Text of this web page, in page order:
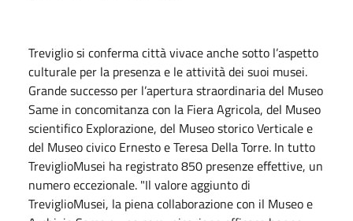
Treviglio si conferma città vivace anche sotto l’aspetto
culturale per la presenza e le attività dei suoi musei.
Grande successo per l’apertura straordinaria del Museo
Same in concomitanza con la Fiera Agricola, del Museo
scientifico Explorazione, del Museo storico Verticale e
del Museo civico Ernesto e Teresa Della Torre. In tutto
TreviglioMusei ha registrato 850 presenze effettive, un
numero eccezionale. "Il valore aggiunto di
TreviglioMusei, la piena collaborazione con il Museo e